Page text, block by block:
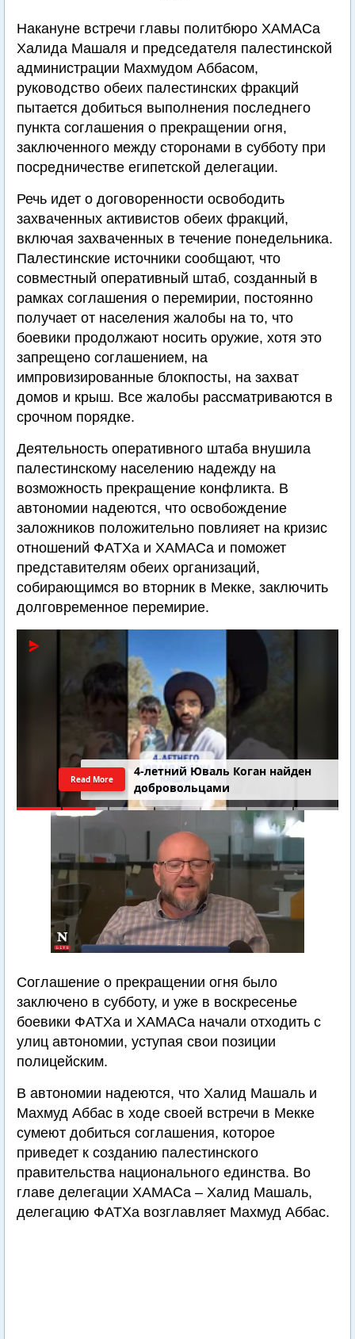
Накануне встречи главы политбюро ХАМАСа
Халида Машаля и председателя палестинской
администрации Махмудом Аббасом,
руководство обеих палестинских фракций
пытается добиться выполнения последнего
пункта соглашения о прекращении огня,
заключенного между сторонами в субботу при
посредничестве египетской делегации.
Речь идет о договоренности освободить
захваченных активистов обеих фракций,
включая захваченных в течение понедельника.
Палестинские источники сообщают, что
совместный оперативный штаб, созданный в
рамках соглашения о перемирии, постоянно
получает от населения жалобы на то, что
боевики продолжают носить оружие, хотя это
запрещено соглашением, на
импровизированные блокпосты, на захват
домов и крыш. Все жалобы рассматриваются в
срочном порядке.
Деятельность оперативного штаба внушила
палестинскому населению надежду на
возможность прекращение конфликта. В
автономии надеются, что освобождение
заложников положительно повлияет на кризис
отношений ФАТХа и ХАМАСа и поможет
представителям обеих организаций,
собирающимся во вторник в Мекке, заключить
долговременное перемирие.
4-летний Юваль Коган найден
добровольцами
Read More
Соглашение о прекращении огня было
заключено в субботу, и уже в воскресенье
боевики ФАТХа и ХАМАСа начали отходить с
улиц автономии, уступая свои позиции
полицейским.
В автономии надеются, что Халид Машаль и
Махмуд Аббас в ходе своей встречи в Мекке
сумеют добиться соглашения, которое
приведет к созданию палестинского
правительства национального единства. Во
главе делегации ХАМАСа – Халид Машаль,
делегацию ФАТХа возглавляет Махмуд Аббас.